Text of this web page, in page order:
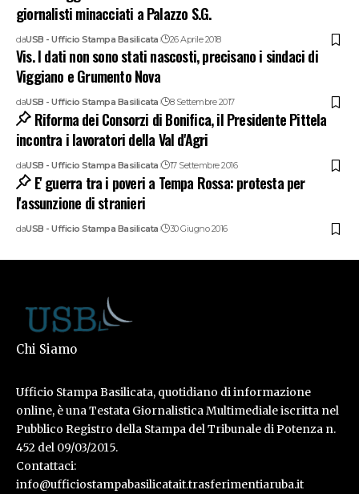
giornalisti minacciati a Palazzo S.G.
daUSB - Ufficio Stampa Basilicata 26 Aprile 2018
Vis. I dati non sono stati nascosti, precisano i sindaci di
Viggiano e Grumento Nova
daUSB - Ufficio Stampa Basilicata 8 Settembre 2017
Riforma dei Consorzi di Bonifica, il Presidente Pittela
incontra i lavoratori della Val d'Agri
daUSB - Ufficio Stampa Basilicata 17 Settembre 2016
E' guerra tra i poveri a Tempa Rossa: protesta per
l'assunzione di stranieri
daUSB - Ufficio Stampa Basilicata 30 Giugno 2016
Chi Siamo
Ufficio Stampa Basilicata, quotidiano di informazione
online, è una Testata Giornalistica Multimediale iscritta nel
Pubblico Registro della Stampa del Tribunale di Potenza n.
452 del 09/03/2015.
Contattaci:
info@ufficiostampabasilicatait.trasferimentiaruba.it